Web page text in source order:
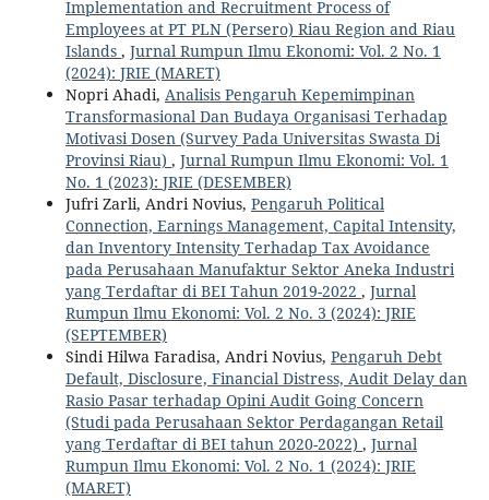
Implementation and Recruitment Process of
Employees at PT PLN (Persero) Riau Region and Riau
Islands , Jurnal Rumpun Ilmu Ekonomi: Vol. 2 No. 1
(2024): JRIE (MARET)
Nopri Ahadi, Analisis Pengaruh Kepemimpinan
Transformasional Dan Budaya Organisasi Terhadap
Motivasi Dosen (Survey Pada Universitas Swasta Di
Provinsi Riau) , Jurnal Rumpun Ilmu Ekonomi: Vol. 1
No. 1 (2023): JRIE (DESEMBER)
Jufri Zarli, Andri Novius, Pengaruh Political
Connection, Earnings Management, Capital Intensity,
dan Inventory Intensity Terhadap Tax Avoidance
pada Perusahaan Manufaktur Sektor Aneka Industri
yang Terdaftar di BEI Tahun 2019-2022 , Jurnal
Rumpun Ilmu Ekonomi: Vol. 2 No. 3 (2024): JRIE
(SEPTEMBER)
Sindi Hilwa Faradisa, Andri Novius, Pengaruh Debt
Default, Disclosure, Financial Distress, Audit Delay dan
Rasio Pasar terhadap Opini Audit Going Concern
(Studi pada Perusahaan Sektor Perdagangan Retail
yang Terdaftar di BEI tahun 2020-2022) , Jurnal
Rumpun Ilmu Ekonomi: Vol. 2 No. 1 (2024): JRIE
(MARET)